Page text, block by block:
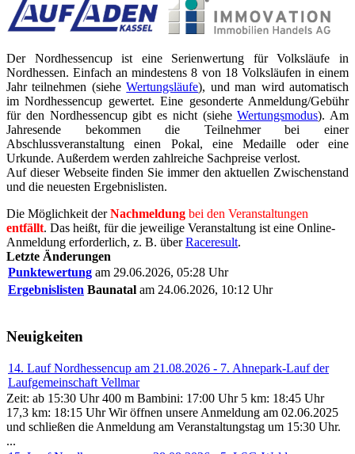
Der Nordhessencup ist eine Serienwertung für Volksläufe in
Nordhessen. Einfach an mindestens 8 von 18 Volksläufen in einem
Jahr teilnehmen (sieheWertungsläufe), und man wird automatisch
im Nordhessencup gewertet. Eine gesonderte Anmeldung/Gebühr
für den Nordhessencup gibt es nicht (sieheWertungsmodus). Am
Jahresende bekommen die Teilnehmer bei einer
Abschlussveranstaltung einen Pokal, eine Medaille oder eine
Urkunde. Außerdem werden zahlreiche Sachpreise verlost.
Auf dieser Webseite finden Sie immer den aktuellen Zwischenstand
und die neuesten Ergebnislisten.
Die Möglichkeit derNachmeldung bei den Veranstaltungen
entfällt. Das heißt, für die jeweilige Veranstaltung ist eine Online-
Anmeldung erforderlich, z. B. überRaceresult.
Letzte Änderungen
Punktewertung am 29.06.2026, 05:28 Uhr
Ergebnislisten Baunatal am 24.06.2026, 10:12 Uhr
Neuigkeiten
14. Lauf Nordhessencup am 21.08.2026 - 7. Ahnepark-Lauf der
Laufgemeinschaft Vellmar
Zeit: ab 15:30 Uhr 400 m Bambini: 17:00 Uhr 5 km: 18:45 Uhr
17,3 km: 18:15 Uhr Wir öffnen unsere Anmeldung am 02.06.2025
und schließen die Anmeldung am Veranstaltungstag um 15:30 Uhr.
...